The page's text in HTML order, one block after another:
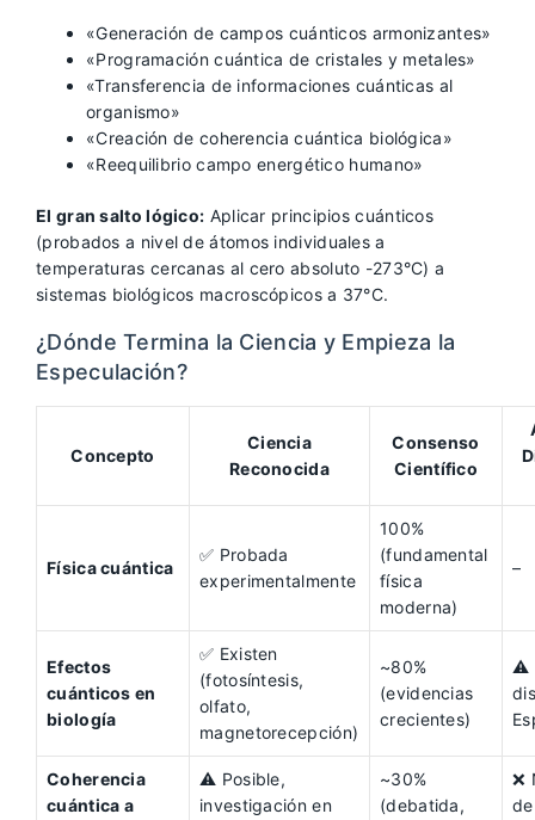
«Generación de campos cuánticos armonizantes»
«Programación cuántica de cristales y metales»
«Transferencia de informaciones cuánticas al
organismo»
«Creación de coherencia cuántica biológica»
«Reequilibrio campo energético humano»
El gran salto lógico: Aplicar principios cuánticos
(probados a nivel de átomos individuales a
temperaturas cercanas al cero absoluto -273°C) a
sistemas biológicos macroscópicos a 37°C.
¿Dónde Termina la Ciencia y Empieza la
Especulación?
Concepto
Ciencia
Reconocida
Consenso
Científico
Física cuántica
✅ Probada
experimentalmente
100%
(fundamental
física
moderna)
–
Efectos
cuánticos en
biología
✅ Existen
(fotosíntesis,
olfato,
magnetorecepción)
~80%
(evidencias
crecientes)
⚠️
Coherencia
cuántica a
⚠️ Posible,
investigación en
~30%
(debatida,
❌